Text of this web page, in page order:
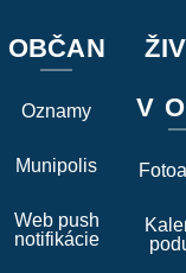
OBČAN
Oznamy
Munipolis
Web push
notifikácie
V